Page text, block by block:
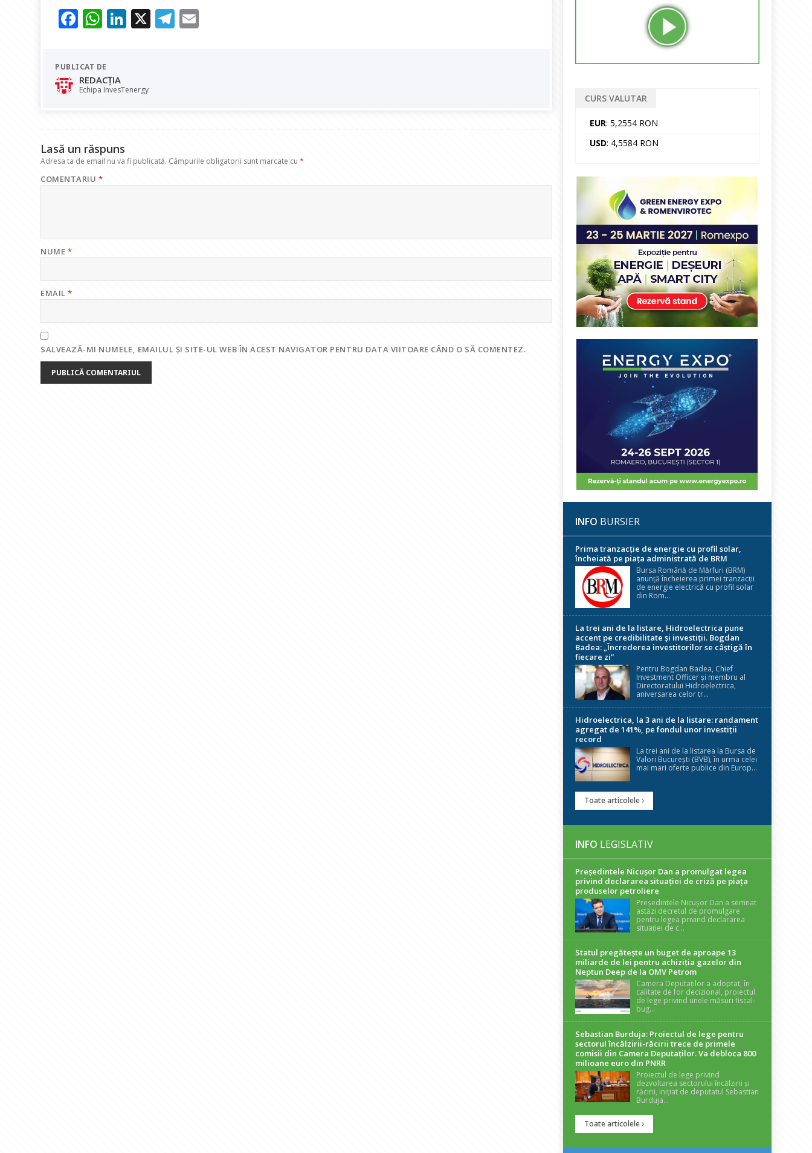
F
e
b
o
W
at
s
A
Li
dI
X T
PUBLICAT DE
REDACȚIA
Echipa InvesTenergy
Lasă un răspuns
Adresa ta de email nu va fi publicată. Câmpurile obligatorii sunt marcate cu*
COMENTARIU *
NUME *
EMAIL*
SALVEAZĂ-MI NUMELE, EMAILUL ȘI SITE-UL WEB ÎN ACEST NAVIGATOR PENTRU DATA VIITOARE CÂND O SĂ COMENTEZ.
CURS VALUTAR
EUR: 5,2554 RON
USD: 4,5584 RON
INFO BURSIER
Prima tranzacție de energie cu profil solar,
încheiată pe piața administrată de BRM
Bursa Română de Mărfuri (BRM)
anunță încheierea primei tranzacții
de energie electrică cu profil solar
din Rom...
La trei ani de la listare, Hidroelectrica pune
accent pe credibilitate și investiții. Bogdan
Badea: „Încrederea investitorilor se câștigă în
fiecare zi”
Pentru Bogdan Badea, Chief
Investment Officer și membru al
Directoratului Hidroelectrica,
aniversarea celor tr...
Hidroelectrica, la 3 ani de la listare: randament
agregat de 141%, pe fondul unor investiții
record
La trei ani de la listarea la Bursa de
Valori București (BVB), în urma celei
mai mari oferte publice din Europ...
Toate articolele
INFO LEGISLATIV
Președintele Nicuşor Dan a promulgat legea
privind declararea situaţiei de criză pe piaţa
produselor petroliere
Președintele Nicușor Dan a semnat
astăzi decretul de promulgare
pentru legea privind declararea
situației de c...
Statul pregătește un buget de aproape 13
miliarde de lei pentru achiziția gazelor din
Neptun Deep de la OMV Petrom
Camera Deputaților a adoptat, în
calitate de for decizional, proiectul
de lege privind unele măsuri fiscal-
bug...
Sebastian Burduja: Proiectul de lege pentru
sectorul încălzirii-răcirii trece de primele
comisii din Camera Deputaților. Va debloca 800
milioane euro din PNRR
Proiectul de lege privind
dezvoltarea sectorului încălzirii și
răcirii, inițiat de deputatul Sebastian
Burduja...
Toate articolele